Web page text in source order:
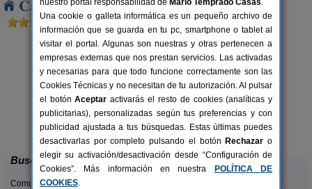
Casas Rurales en Valverde de La Vera
2-30+10 pers.
desde30 €
Apartamentos Rurales Casa
Manadero
Robledillo de Gata (Cáceres)
Buscar
Comunidades:
nuestro portal responsabilidad de Mario Temprado Casas.
Una cookie o galleta informática es un pequeño archivo de
información que se guarda en tu pc, smartphone o tablet al
visitar el portal. Algunas son nuestras y otras pertenecen a
empresas externas que nos prestan servicios. Las activadas
y necesarias para que todo funcione correctamente son las
Cookies Técnicas y no necesitan de tu autorización. Al pulsar
el botónAceptar activarás el resto de cookies (analíticas y
publicitarias), personalizadas según tus preferencias y con
publicidad ajustada a tus búsquedas. Estas últimas puedes
desactivarlas por completo pulsando el botón Rechazar o
elegir su activación/desactivación desde “Configuración de
Cookies”. Más información en nuestra
POLÍTICA DE
COOKIES.